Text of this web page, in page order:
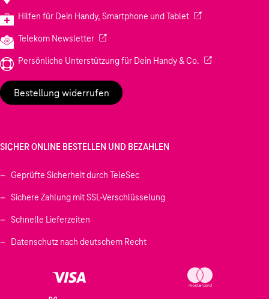
Hilfen für Dein Handy, Smartphone und Tablet(Wird in einem
Telekom Newsletter(Wird in einem neuen Tab geöffnet)
Persönliche Unterstützung für Dein Handy & Co. (Wird in einem
Bestellung widerrufen
SICHER ONLINE BESTELLEN UND BEZAHLEN
Geprüfte Sicherheit durch TeleSec
Sichere Zahlung mit SSL-Verschlüsselung
Schnelle Lieferzeiten
Datenschutz nach deutschem Recht